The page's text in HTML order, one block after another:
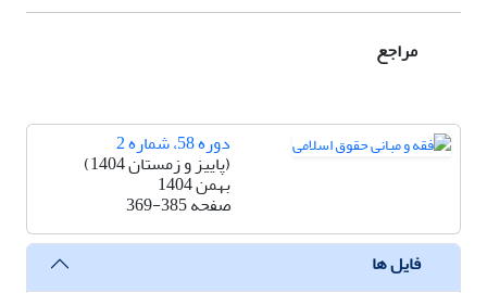
مراجع
دوره 58، شماره 2
(پاییز و زمستان 1404)
بهمن 1404
صفحه369-385
فایل ها